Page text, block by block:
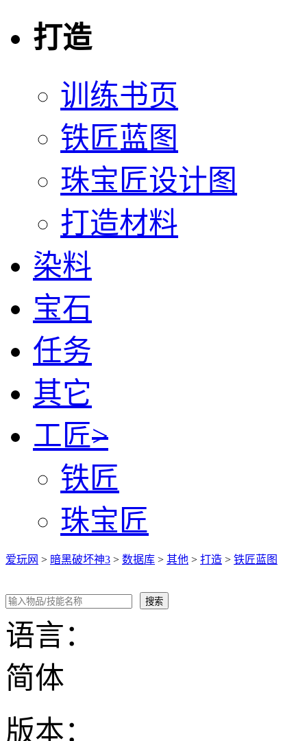
打造
训练书页
铁匠蓝图
珠宝匠设计图
打造材料
染料
宝石
任务
其它
工匠>
铁匠
珠宝匠
爱玩网 > 暗黑破坏神3 > 数据库 > 其他 > 打造 > 铁匠蓝图
语言：
简体
版本：